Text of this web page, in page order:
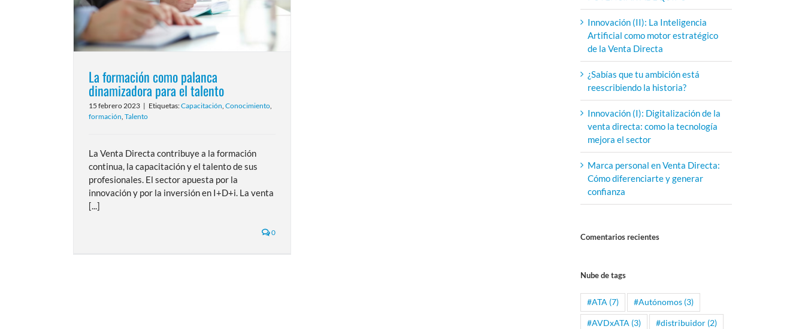
La formación como palanca
dinamizadora para el talento
15 febrero 2023 | Etiquetas:Capacitación, Conocimiento,
formación, Talento
La Venta Directa contribuye a la formación
continua, la capacitación y el talento de sus
profesionales. El sector apuesta por la
innovación y por la inversión en I+D+i. La venta
[...]
0
Innovación (II): La Inteligencia
Artificial como motor estratégico
de la Venta Directa
¿Sabías que tu ambición está
reescribiendo la historia?
Innovación (I): Digitalización de la
venta directa: como la tecnología
mejora el sector
Marca personal en Venta Directa:
Cómo diferenciarte y generar
confianza
Comentarios recientes
Nube de tags
#ATA (7) #Autónomos (3)
#AVDxATA (3) #distribuidor (2)